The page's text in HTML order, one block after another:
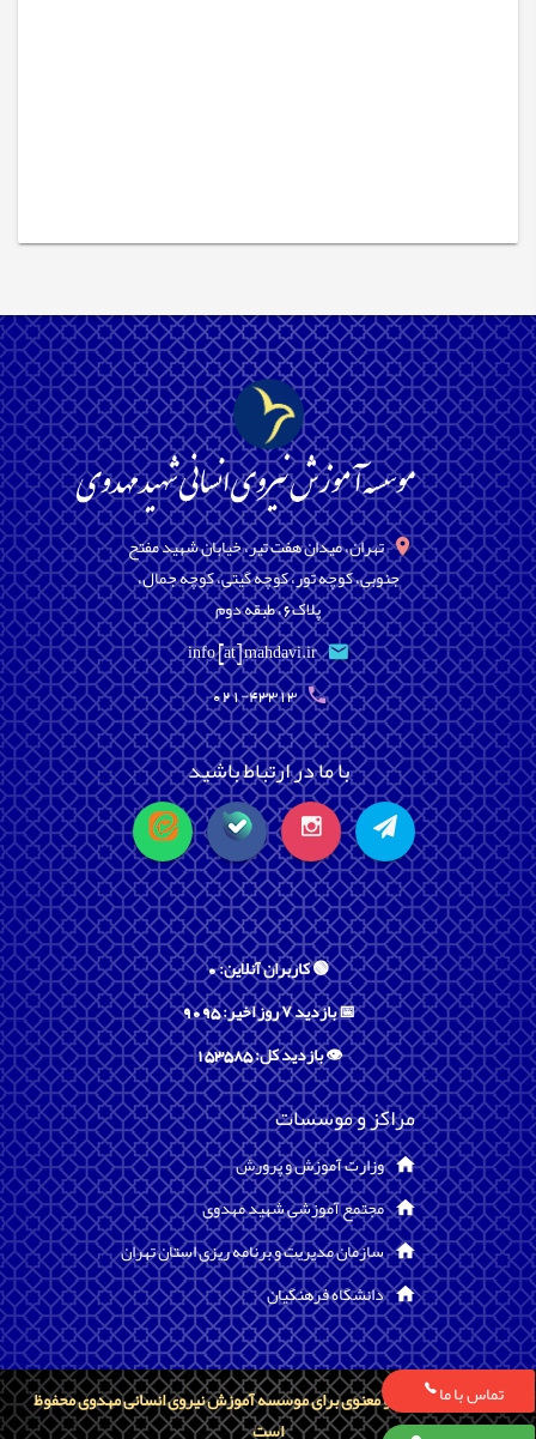
تهران، میدان هفت تیر، خیابان شهید مفتح
جنوبی، کوچه تور، کوچه گیتی، کوچه جمال،
پلاک6، طبقه دوم
info [at] mahdavi.ir
021-43313
با ما در ارتباط باشید
🟢 کاربران آنلاین: 0
📅 بازدید ۷ روز اخیر: 9095
👁️ بازدید کل: 153585
مراکز و موسسات
وزارت آموزش و پرورش
مجتمع آموزشی شهید مهدوی
سازمان مدیریت و برنامه ریزی استان تهران
دانشگاه فرهنگیان
تمامی حقوق مادی و معنوی برای موسسه آموزش نیروی انسانی مهدوی محفوظ
است
تماس با ما